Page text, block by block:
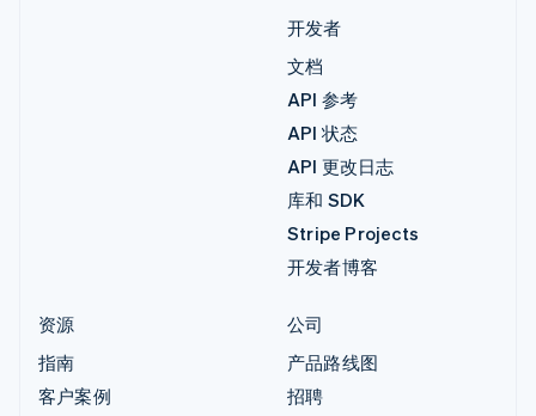
开发者
文档
API 参考
API 状态
API 更改日志
库和 SDK
Stripe Projects
开发者博客
资源
指南
客户案例
公司
产品路线图
招聘